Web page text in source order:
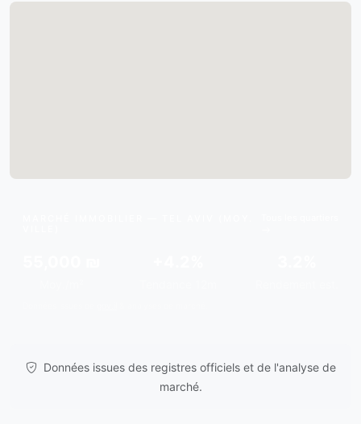
Données issues des registres officiels et de l'analyse de
marché.